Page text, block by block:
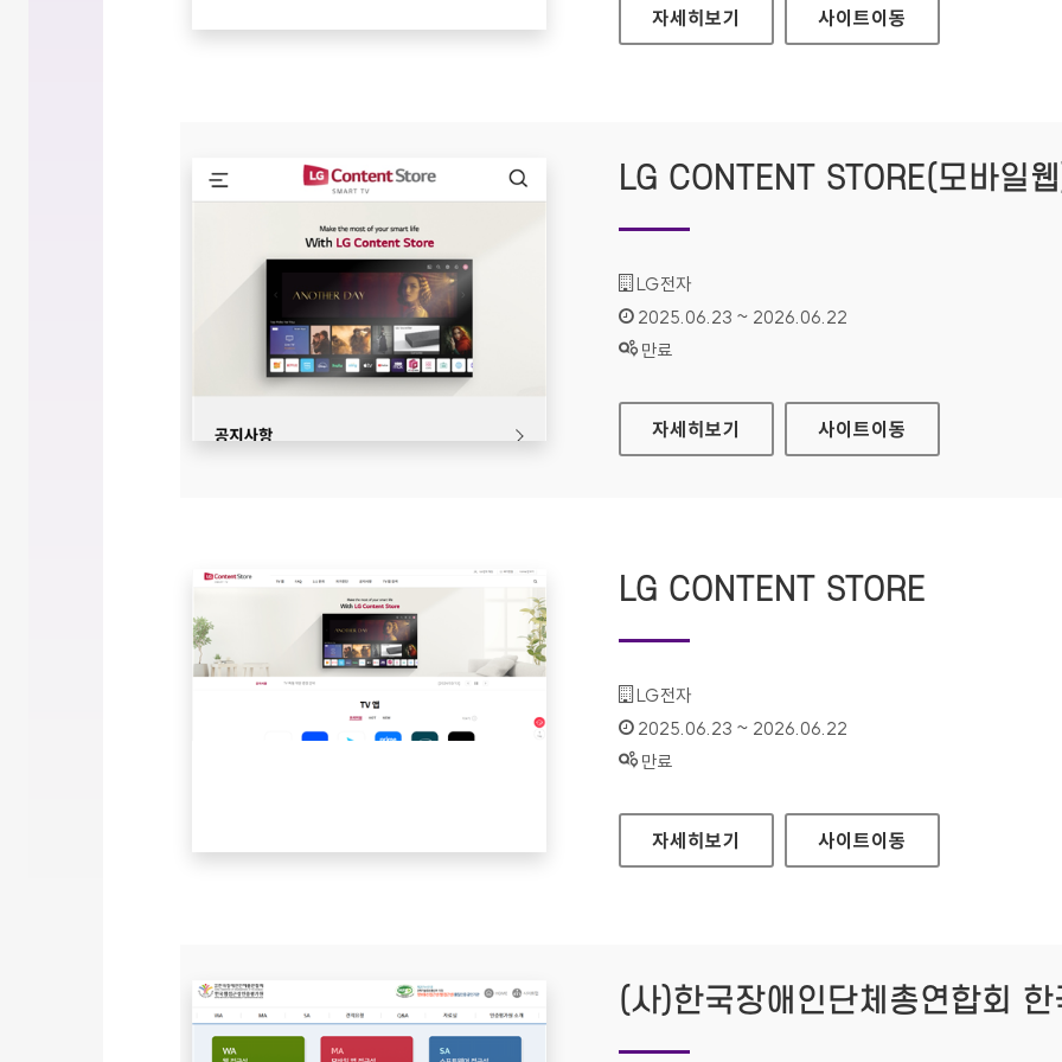
환경교육사 자격평가
자세히보기 사이트이동
LG CONTENT STORE(모바일
기관명 :
LG전자
인증기간 :
2025.06.23 ~ 2026.06.22
상태 :
만료
LG CONTENT STORE(모바일웹)
자세히보기 사이트이동
LG CONTENT STORE
기관명 :
LG전자
인증기간 :
2025.06.23 ~ 2026.06.22
상태 :
만료
LG CONTENT STORE
자세히보기 사이트이동
(사)한국장애인단체총연합회